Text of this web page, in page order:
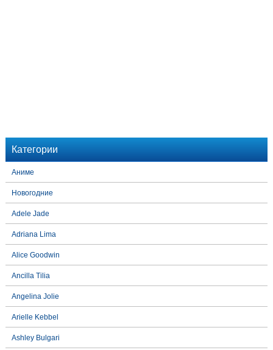
Категории
Аниме
Новогодние
Adele Jade
Adriana Lima
Alice Goodwin
Ancilla Tilia
Angelina Jolie
Arielle Kebbel
Ashley Bulgari